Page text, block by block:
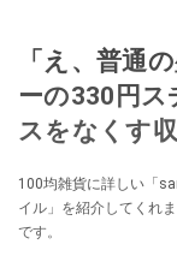
「え、普通
ーの330円
スをなくす
100均雑貨に詳しい「
イル」を紹介してくれ
です。